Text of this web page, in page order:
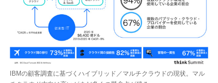
IBMの顧客調査に基づくハイブリッド／マルチクラウドの現状。マル